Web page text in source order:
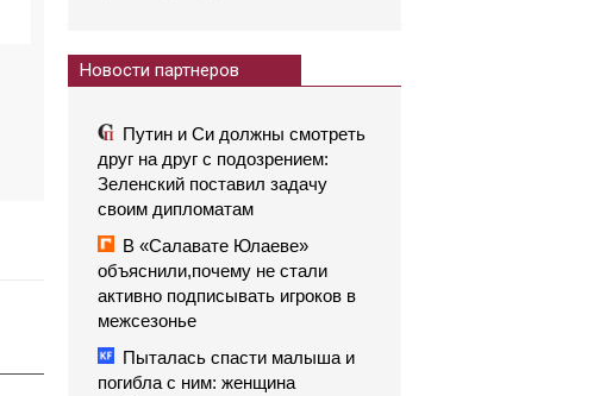
Новости партнеров
Путин и Си должны смотреть
друг на друг с подозрением:
Зеленский поставил задачу
своим дипломатам
В «Салавате Юлаеве»
объяснили,почему не стали
активно подписывать игроков в
межсезонье
Пыталась спасти малыша и
погибла с ним: женщина